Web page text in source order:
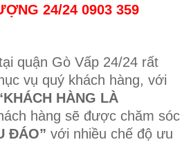
24/24 0903 359
quận Gò Vấp 24/24 rất
vụ quý khách hàng, với
HÀNG LÀ
hàng sẽ được chăm sóc
ĐÁO” với nhiều chế độ ưu